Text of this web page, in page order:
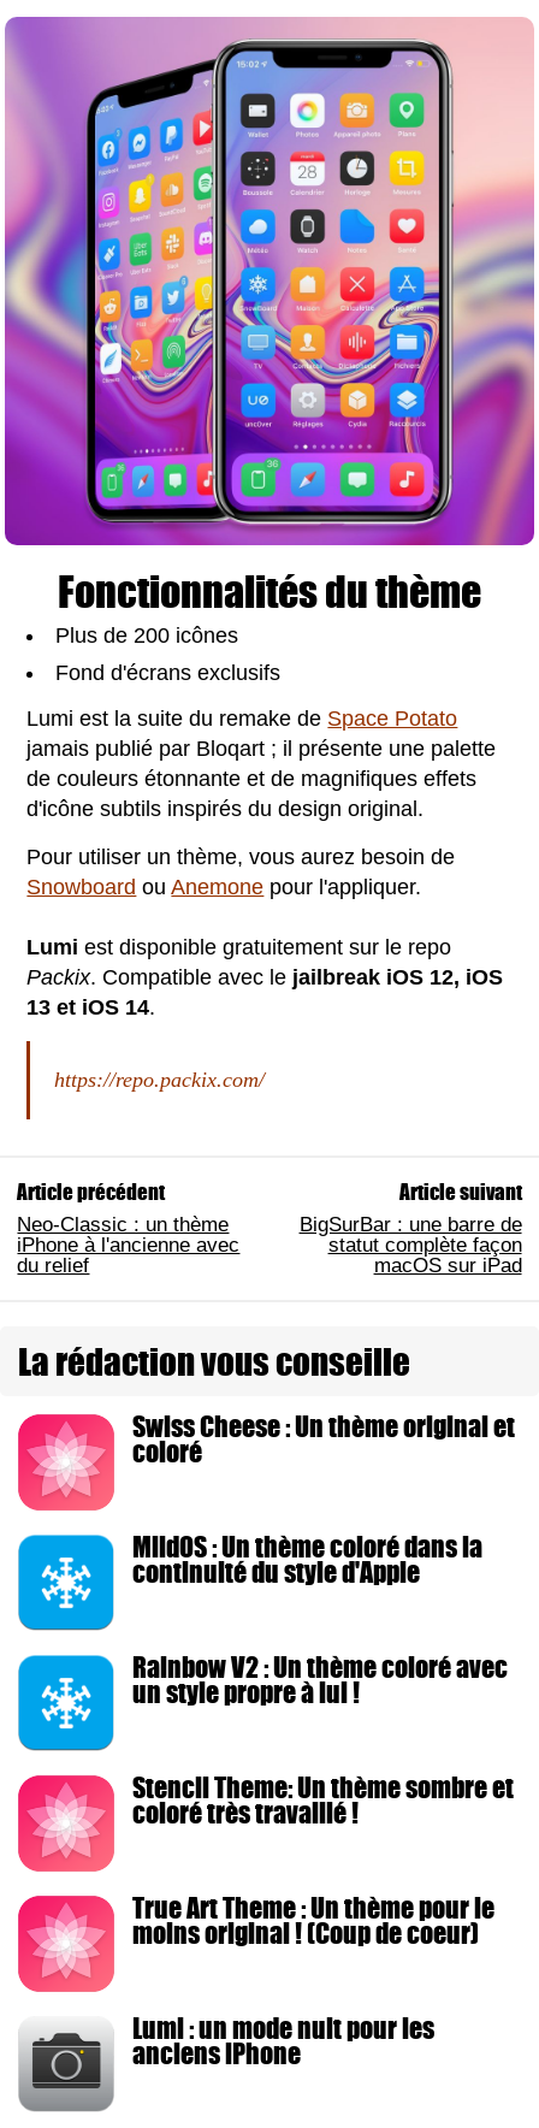
Fonctionnalités du thème
Plus de 200 icônes
Fond d'écrans exclusifs
Lumi est la suite du remake de Space Potato
jamais publié par Bloqart ; il présente une palette
de couleurs étonnante et de magnifiques effets
d'icône subtils inspirés du design original.
Pour utiliser un thème, vous aurez besoin de
Snowboard ouAnemone pour l'appliquer.
Lumiest disponible gratuitement sur le repo
Packix. Compatible avec le jailbreak iOS 12, iOS
13 et iOS 14.
https://repo.packix.com/
Article précédent
Neo-Classic : un thème
iPhone à l'ancienne avec
du relief
Article suivant
BigSurBar : une barre de
statut complète façon
macOS sur iPad
La rédaction vous conseille
Swiss Cheese : Un thème original et
coloré
MildOS : Un thème coloré dans la
continuité du style d'Apple
Rainbow V2 : Un thème coloré avec
un style propre à lui !
Stencil Theme: Un thème sombre et
coloré très travaillé !
True Art Theme : Un thème pour le
moins original ! (Coup de coeur)
Lumi : un mode nuit pour les
anciens iPhone